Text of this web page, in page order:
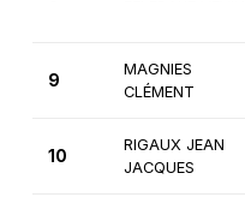
9
MAGNIES
CLÉMENT
10
RIGAUX JEAN
JACQUES